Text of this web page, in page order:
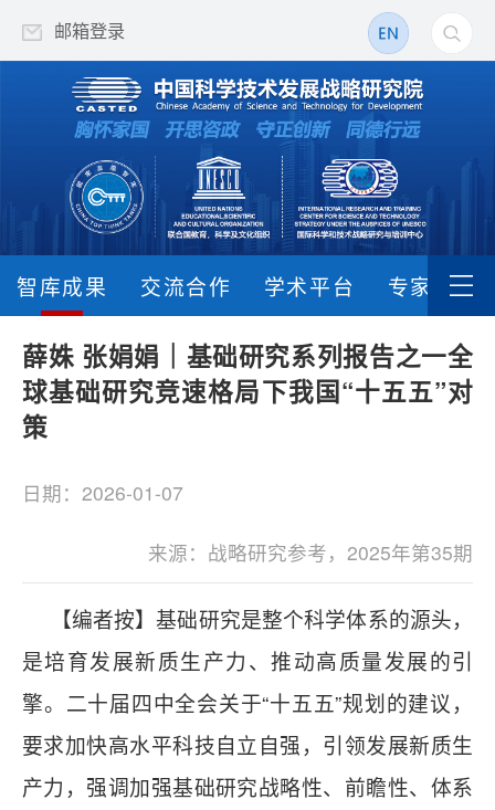
邮箱登录
智库成果 交流合作 学术平台 专家队伍
薛姝 张娟娟｜基础研究系列报告之一全
球基础研究竞速格局下我国“十五五”对
策
日期：2026-01-07
来源：战略研究参考，2025年第35期
【编者按】基础研究是整个科学体系的源头，
是培育发展新质生产力、推动高质量发展的引
擎。二十届四中全会关于“十五五”规划的建议，
要求加快高水平科技自立自强，引领发展新质生
产力，强调加强基础研究战略性、前瞻性、体系